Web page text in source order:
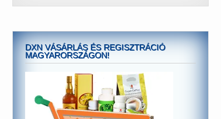
DXN VÁSÁRLÁS ÉS REGISZTRÁCIÓ
MAGYARORSZÁGON!